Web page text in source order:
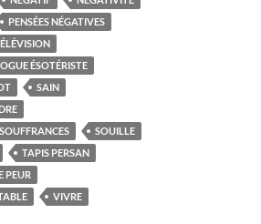
PENSÉES NÉGATIVES
ÉSOTÉRISTE
SAIN
SOUFFRANCES
SOUILLE
TAPIS PERSAN
PEUR
VIVRE